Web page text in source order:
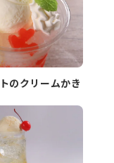
のクリームかき